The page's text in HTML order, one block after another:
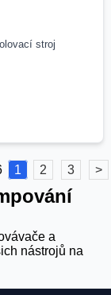
stroj
1 2 3 >
a
nástrojů na